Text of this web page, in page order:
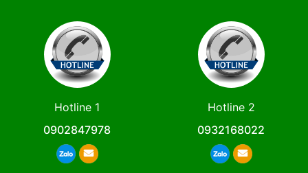
Hotline 1
0902847978
Hotline 2
0932168022